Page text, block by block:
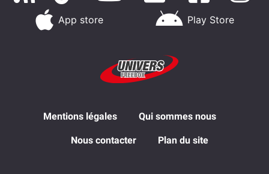
App store Play Store
Mentions légales Qui sommes nous
Nous contacter Plan du site